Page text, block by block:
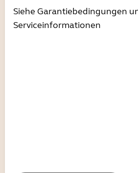
Siehe Garantiebedingungen
Serviceinformationen